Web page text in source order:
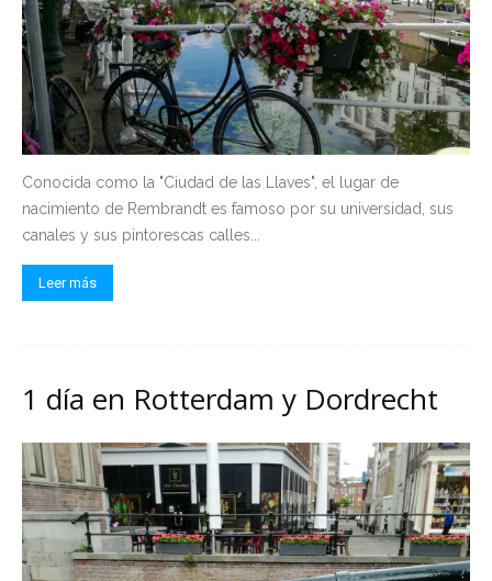
Conocida como la "Ciudad de las Llaves", el lugar de
nacimiento de Rembrandt es famoso por su universidad, sus
canales y sus pintorescas calles...
Leer más
1 día en Rotterdam y Dordrecht